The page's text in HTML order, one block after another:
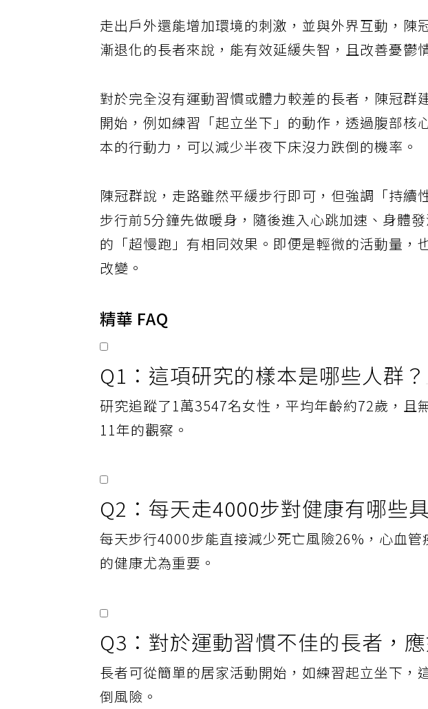
走出戶外還能增加環境的刺激，並與外界互動，陳
漸退化的長者來說，能有效延緩失智，且改善憂鬱
對於完全沒有運動習慣或體力較差的長者，陳冠群
開始，例如練習「起立坐下」的動作，透過腹部核
本的行動力，可以減少半夜下床沒力跌倒的機率。
陳冠群說，走路雖然平緩步行即可，但強調「持續
步行前5分鐘先做暖身，隨後進入心跳加速、身體
的「超慢跑」有相同效果。即便是輕微的活動量，
改變。
精華 FAQ
Q1：這項研究的樣本是哪些人群？
研究追蹤了1萬3547名女性，平均年齡約72歲，且
11年的觀察。
Q2：每天走4000步對健康有哪些
每天步行4000步能直接減少死亡風險26%，心血
的健康尤為重要。
Q3：對於運動習慣不佳的長者，應
長者可從簡單的居家活動開始，如練習起立坐下，